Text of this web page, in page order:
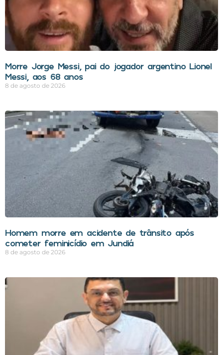
Morre Jorge Messi, pai do jogador argentino Lionel
Messi, aos 68 anos
8 de agosto de 2026
Homem morre em acidente de trânsito após
cometer feminicídio em Jundiá
8 de agosto de 2026